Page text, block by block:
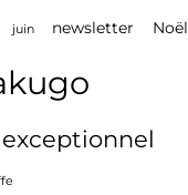
juin newsletter Noël